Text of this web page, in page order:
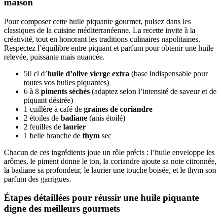
maison
Pour composer cette huile piquante gourmet, puisez dans les
classiques de la cuisine méditerranéenne. La recette invite à la
créativité, tout en honorant les traditions culinaires napolitaines.
Respectez l’équilibre entre piquant et parfum pour obtenir une huile
relevée, puissante mais nuancée.
50 cl d’huile d’olive vierge extra (base indispensable pour
toutes vos huiles piquantes)
6 à 8 piments séchés (adaptez selon l’intensité de saveur et de
piquant désirée)
1 cuillère à café de graines de coriandre
2 étoiles de badiane (anis étoilé)
2 feuilles de laurier
1 belle branche de thym sec
Chacun de ces ingrédients joue un rôle précis : l’huile enveloppe les
arômes, le piment donne le ton, la coriandre ajoute sa note citronnée,
la badiane sa profondeur, le laurier une touche boisée, et le thym son
parfum des garrigues.
Étapes détaillées pour réussir une huile piquante
digne des meilleurs gourmets